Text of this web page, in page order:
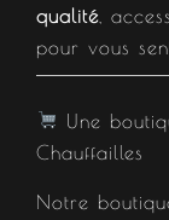
qualité ,
pour vous
Une
Chauffailles
Notre